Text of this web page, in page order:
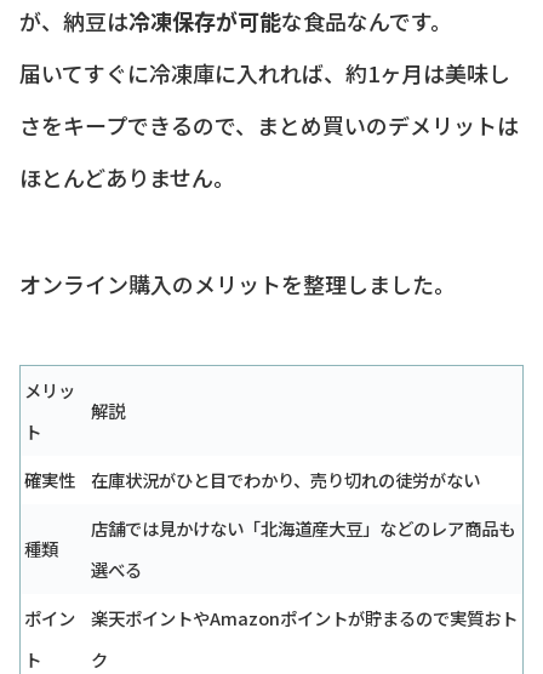
が、納豆は冷凍保存が可能な食品なんです。
届いてすぐに冷凍庫に入れれば、約1ヶ月は美味し
さをキープできるので、まとめ買いのデメリットは
ほとんどありません。
オンライン購入のメリットを整理しました。
メリッ
ト
解説
確実性 在庫状況がひと目でわかり、売り切れの徒労がない
種類
店舗では見かけない「北海道産大豆」などのレア商品も
選べる
ポイン
ト
楽天ポイントやAmazonポイントが貯まるので実質おト
ク